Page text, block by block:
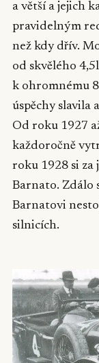
a větší a jejich
pravidelným
než kdy dřív.
od skvělého
k ohromnému
úspěchy slavila
Od roku 1927
každoročně
roku 1928 si za
Barnato. Zdálo
Barnatovi
silnicích.